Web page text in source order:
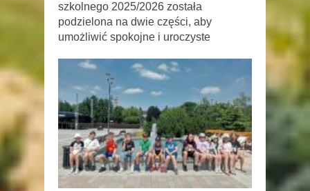
szkolnego 2025/2026 została
podzielona na dwie części, aby
umożliwić spokojne i uroczyste